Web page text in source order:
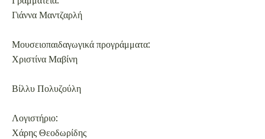
Γιάννα Μαντζαρλή
Μουσειοπαιδαγωγικά προγράμματα:
Χριστίνα Μαβίνη
Βίλλυ Πολυζούλη
Λογιστήριο:
Χάρης Θεοδωρίδης